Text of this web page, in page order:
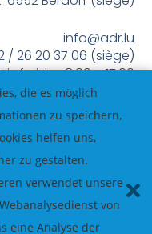
info@adr.lu
/ 26 20 37 06 (siège)
freides 8:00 – 17:00
die es möglich
zu speichern,
helfen uns,
zu gestalten.
verwendet unsere
von
eine Analyse der